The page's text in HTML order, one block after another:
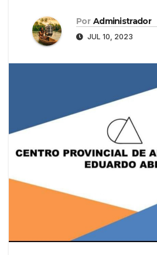
Por Administrador
JUL 10, 2023